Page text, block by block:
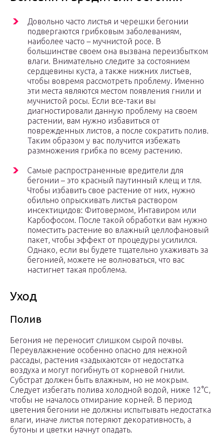
Довольно часто листья и черешки бегонии
подвергаются грибковым заболеваниям,
наиболее часто – мучнистой росе. В
большинстве своем она вызвана переизбытком
влаги. Внимательно следите за состоянием
сердцевины куста, а также нижних листьев,
чтобы вовремя рассмотреть проблему. Именно
эти места являются местом появления гнили и
мучнистой росы. Если все-таки вы
диагностировали данную проблему на своем
растении, вам нужно избавиться от
поврежденных листов, а после сократить полив.
Таким образом у вас получится избежать
размножения грибка по всему растению.
Самые распространенные вредители для
бегонии – это красный паутинный клещ и тля.
Чтобы избавить свое растение от них, нужно
обильно опрыскивать листья раствором
инсектицидов: Фитовермом, Интавиром или
Карбофосом. После такой обработки вам нужно
поместить растение во влажный целлофановый
пакет, чтобы эффект от процедуры усилился.
Однако, если вы будете тщательно ухаживать за
бегонией, можете не волноваться, что вас
настигнет такая проблема.
Уход
Полив
Бегония не переносит слишком сырой почвы.
Переувлажнение особенно опасно для нежной
рассады, растения «задыхаются» от недостатка
воздуха и могут погибнуть от корневой гнили.
Субстрат должен быть влажным, но не мокрым.
Следует избегать полива холодной водой, ниже 12°С,
чтобы не началось отмирание корней. В период
цветения бегонии не должны испытывать недостатка
влаги, иначе листья потеряют декоративность, а
бутоны и цветки начнут опадать.